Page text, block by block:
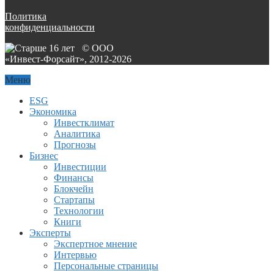
Политика
конфиденциальности
© ООО
«Инвест-Форсайт», 2012-2026
Меню
ESG
Экономика
Инвестклимат
Аналитика
Прогнозы
Бизнес
Инвестиции
Финансы
Блокчейн
Стартапы
Технологии
Книги
Эксперты
Экспертное мнение
Интервью
Персональные страницы